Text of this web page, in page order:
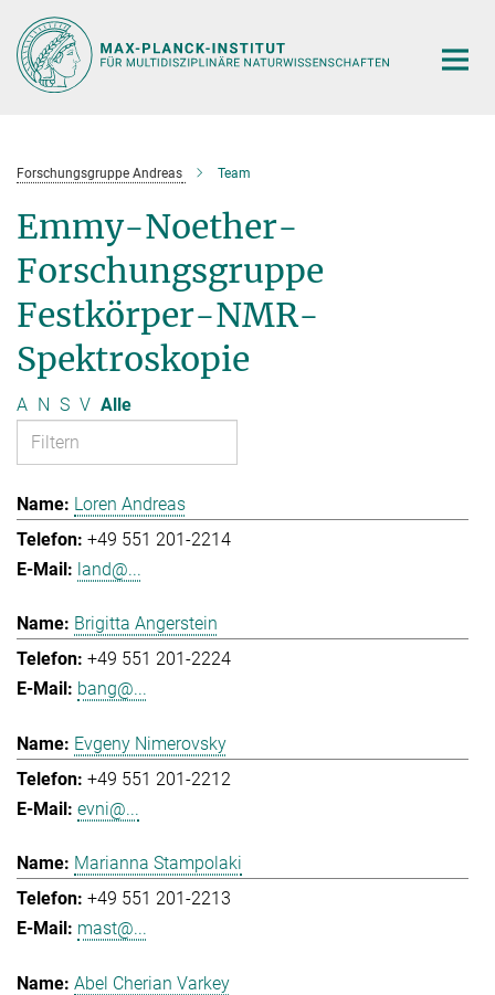
Hauptinhalt
Forschungsgruppe Andreas Team
Emmy-Noether-
Forschungsgruppe
Festkörper-NMR-
Spektroskopie
A N S V Alle
Loren Andreas
+49 551 201-2214
land@...
Brigitta Angerstein
+49 551 201-2224
bang@...
Evgeny Nimerovsky
+49 551 201-2212
evni@...
Marianna Stampolaki
+49 551 201-2213
mast@...
Abel Cherian Varkey